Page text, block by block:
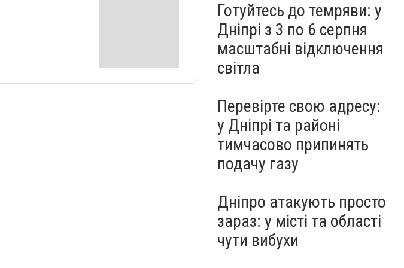
Готуйтесь до темряви: у
Дніпрі з 3 по 6 серпня
масштабні відключення
світла
Перевірте свою адресу:
у Дніпрі та районі
тимчасово припинять
подачу газу
Дніпро атакують просто
зараз: у місті та області
чути вибухи